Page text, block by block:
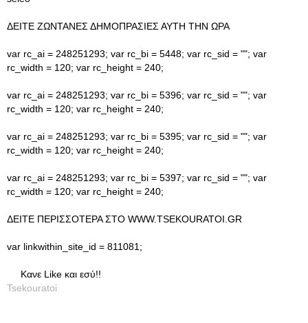
ΔΕΙΤΕ ΖΩΝΤΑΝΕΣ ΔΗΜΟΠΡΑΣΙΕΣ ΑΥΤΗ ΤΗΝ ΩΡΑ
var rc_ai = 248251293; var rc_bi = 5448; var rc_sid = ""; var
rc_width = 120; var rc_height = 240;
var rc_ai = 248251293; var rc_bi = 5396; var rc_sid = ""; var
rc_width = 120; var rc_height = 240;
var rc_ai = 248251293; var rc_bi = 5395; var rc_sid = ""; var
rc_width = 120; var rc_height = 240;
var rc_ai = 248251293; var rc_bi = 5397; var rc_sid = ""; var
rc_width = 120; var rc_height = 240;
ΔΕΙΤΕ ΠΕΡΙΣΣΟΤΕΡΑ ΣΤΟ WWW.TSEKOURATOI.GR
var linkwithin_site_id = 811081;
Κανε Like και εσύ!!
Tsekouratoi